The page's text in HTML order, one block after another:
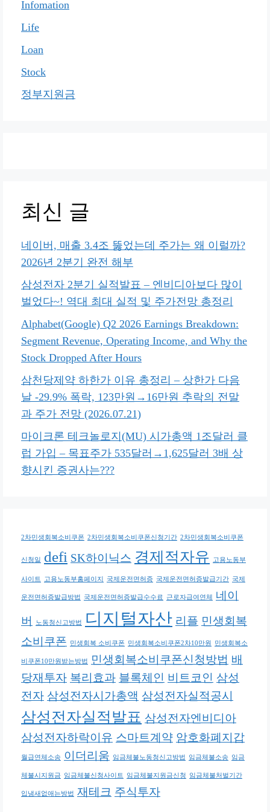
Infomation
Life
Loan
Stock
정부지원금
최신 글
네이버, 매출 3.4조 뚫었는데 주가는 왜 이럴까?
2026년 2분기 완전 해부
삼성전자 2분기 실적발표 – 엔비디아보다 많이
벌었다~! 역대 최대 실적 및 주가전망 총정리
Alphabet(Google) Q2 2026 Earnings Breakdown:
Segment Revenue, Operating Income, and Why the
Stock Dropped After Hours
삼천당제약 하한가 이유 총정리 – 상한가 다음
날 -29.9% 폭락, 123만원→16만원 추락의 전말
과 주가 전망 (2026.07.21)
마이크론 테크놀로지(MU) 시가총액 1조달러 클
럽 가입 – 목표주가 535달러→1,625달러 3배 상
향시킨 증권사는???
2차민생회복소비쿠폰 2차민생회복소비쿠폰신청기간 2차민생회복소비쿠폰
신청일 defi SK하이닉스 경제적자유 고용노동부
사이트 고용노동부홈페이지 국제운전면허증 국제운전면허증발급기간 국제
운전면허증발급방법 국제운전면허증발급수수료 근로자급여연체
네이
버
노동청신고방법 디지털자산 리플 민생회복
소비쿠폰
민생회복 소비쿠폰 민생회복소비쿠폰2차10만원 민생회복소
비쿠폰10만원받는방법 민생회복소비쿠폰신청방법 배
당재투자 복리효과 블록체인 비트코인 삼성
전자 삼성전자시가총액 삼성전자실적공시
삼성전자실적발표 삼성전자엔비디아
삼성전자하락이유 스마트계약 암호화폐지갑
월급연체소송 이더리움 임금체불노동청신고방법 임금체불소송 임금
체불시지원금 임금체불신청사이트 임금체불지원금신청 임금체불처벌기간
입냄새없애는방법 재테크 주식투자